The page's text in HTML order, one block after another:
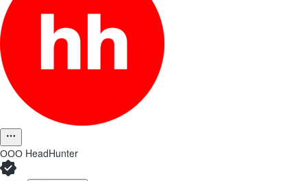
ООО HeadHunter